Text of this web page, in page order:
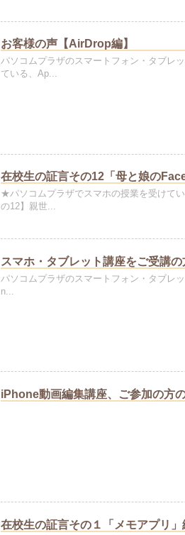
お客様の声【AirDrop編】
パソコムプラザのスマートフォン・タブレ
ている、Ap...
在校生の証言その12「母と娘の
★パソコムプラザでスマホの授業を受けて
の12】親世...
スマホ・タブレット講座をご受講の
パソコムプラザのスマートフォン・タブレ
n...
iPhone動画編集講座、ご参加の方
在校生の証言その１「メモアプリ」